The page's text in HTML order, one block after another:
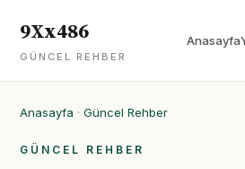
9Xx486
GÜNCEL REHBER
Anasayfa
Anasayfa · Güncel Rehber
GÜNCEL REHBER